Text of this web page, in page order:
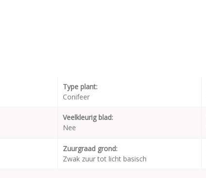
Type plant:
Conifeer
Veelkleurig blad:
Nee
Zuurgraad grond:
Zwak zuur tot licht basisch